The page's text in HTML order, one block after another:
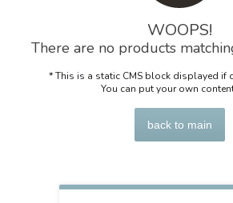
WOOPS!
There are no products
* This is a static CMS block displayed if
You can put your own
back to main